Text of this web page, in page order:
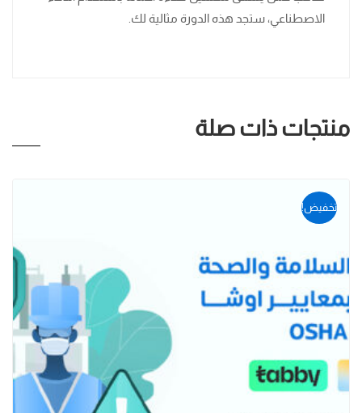
الاصطناعي، ستجد هذه الدورة مثالية لك.
منتجات ذات صلة
تخفيض!